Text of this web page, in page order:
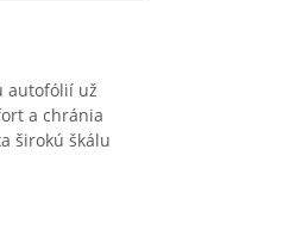
autofólií už
a chránia
širokú škálu